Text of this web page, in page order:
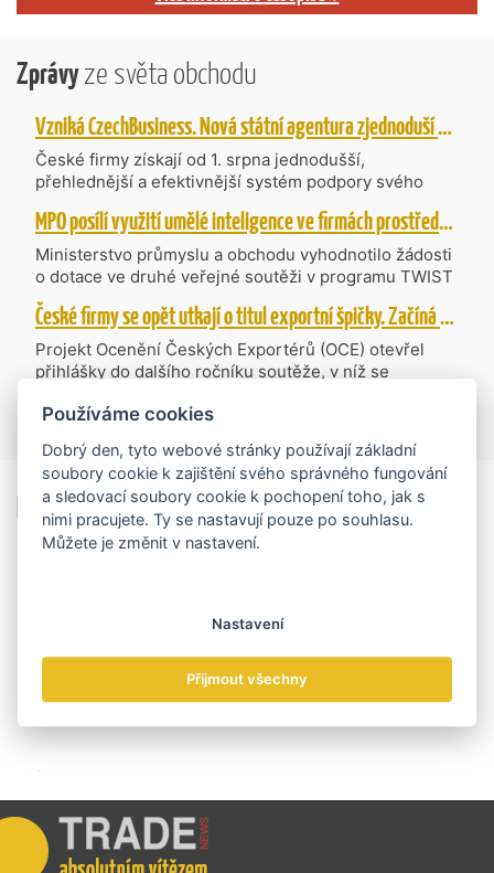
Zprávyze světa obchodu
Vzniká CzechBusiness. Nová státní agentura zjednoduší podporu českých firem
České firmy získají od 1. srpna jednodušší,
přehlednější a efektivnější systém podpory svého
CzechBusiness, která propojuje dosavadní
kompetence agentur CzechTrade a CzechInvest.
Firmám nabídne jednoho partnera pro rozvoj od
inovací až po zahraniční expanzi.
MPO posílí využití umělé inteligence ve firmách prostřednictvím 40 projektů z programu TWIST
Ministerstvo průmyslu a obchodu vyhodnotilo žádosti
o dotace ve druhé veřejné soutěži v programu TWIST
– Transfer, Výzkum, Vývoj a Inovace pro Strategické
Technologie, do které bylo podáno 318 návrhů
projektů požadujících dotaci o celkovém objemu 4,27
mld. Kč. Částkou 630 mil. Kč bude podpořeno čtyřicet
nejlépe hodnocených projektů zaměřených na
výzkum v oblasti umělé inteligence a její aplikace do
trhu. Další jsou připraveny v zásobníku a více než 30 z
nich ještě může být následně podpořeno v závislosti
na přípravě rozpočtu na rok 2027.
České firmy se opět utkají o titul exportní špičky. Začíná další ročník Ocenění Českých Exportérů
Projekt Ocenění Českých Exportérů (OCE) otevřel
přihlášky do dalšího ročníku soutěže, v níž se
Projekt dlouhodobě vyzdvihuje, podporuje a oceňuje
podniky, které úspěšně prosazují své produkty a
služby na zahraničních trzích a přispívají k růstu
domácí ekonomiky. O vítězích rozhodnou nejen
ekonomické výsledky, ale také silný podnikatelský
příběh.
Exportní trhy
Používáme cookies
Dobrý den, tyto webové stránky používají základní
soubory cookie k zajištění svého správného fungování
a sledovací soubory cookie k pochopení toho, jak s
nimi pracujete. Ty se nastavují pouze po souhlasu.
Můžete je změnit v nastavení.
Nastavení
Přijmout všechny